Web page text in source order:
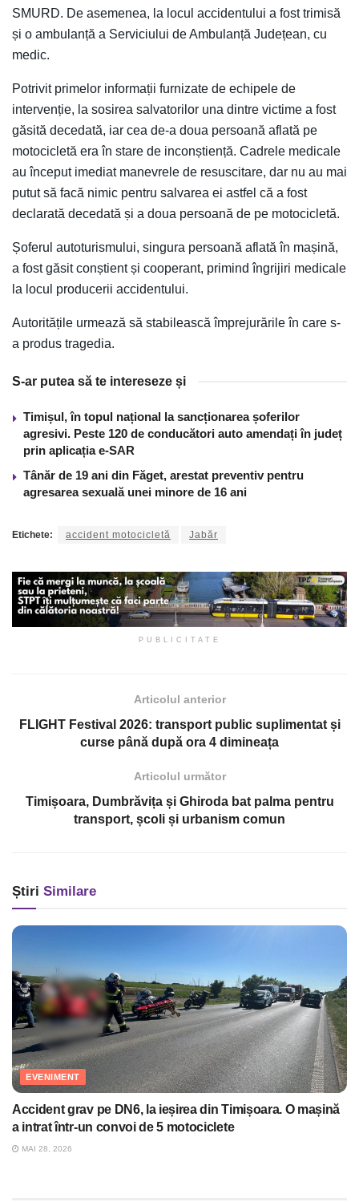
SMURD. De asemenea, la locul accidentului a fost trimisă
și o ambulanță a Serviciului de Ambulanță Județean, cu
medic.
Potrivit primelor informații furnizate de echipele de
intervenție, la sosirea salvatorilor una dintre victime a fost
găsită decedată, iar cea de-a doua persoană aflată pe
motocicletă era în stare de inconștiență. Cadrele medicale
au început imediat manevrele de resuscitare, dar nu au mai
putut să facă nimic pentru salvarea ei astfel că a fost
declarată decedată și a doua persoană de pe motocicletă.
Șoferul autoturismului, singura persoană aflată în mașină,
a fost găsit conștient și cooperant, primind îngrijiri medicale
la locul producerii accidentului.
Autoritățile urmează să stabilească împrejurările în care s-
a produs tragedia.
S-ar putea să te intereseze și
Timișul, în topul național la sancționarea șoferilor
agresivi. Peste 120 de conducători auto amendați în județ
prin aplicația e-SAR
Tânăr de 19 ani din Făget, arestat preventiv pentru
agresarea sexuală unei minore de 16 ani
Etichete: accident motocicletă Jabăr
PUBLICITATE
Articolul anterior
FLIGHT Festival 2026: transport public suplimentat și
curse până după ora 4 dimineața
Articolul următor
Timișoara, Dumbrăvița și Ghiroda bat palma pentru
transport, școli și urbanism comun
Știri Similare
EVENIMENT
Accident grav pe DN6, la ieșirea din Timișoara. O mașină
a intrat într-un convoi de 5 motociclete
MAI 28, 2026